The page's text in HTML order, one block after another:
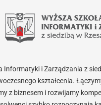
Informatyki i Zarządzania z
kształcenia.
z biznesem i rozwijamy